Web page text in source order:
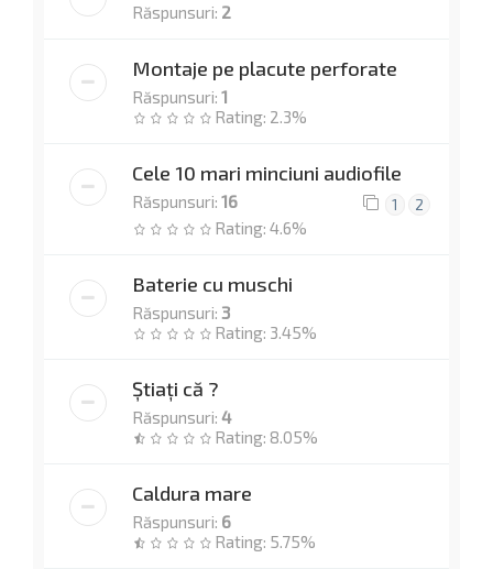
Răspunsuri: 2
Montaje pe placute perforate
Răspunsuri: 1
Rating: 2.3%
Cele 10 mari minciuni audiofile
Răspunsuri: 16 1 2
Rating: 4.6%
Baterie cu muschi
Răspunsuri: 3
Rating: 3.45%
Știați că ?
Răspunsuri: 4
Rating: 8.05%
Caldura mare
Răspunsuri: 6
Rating: 5.75%